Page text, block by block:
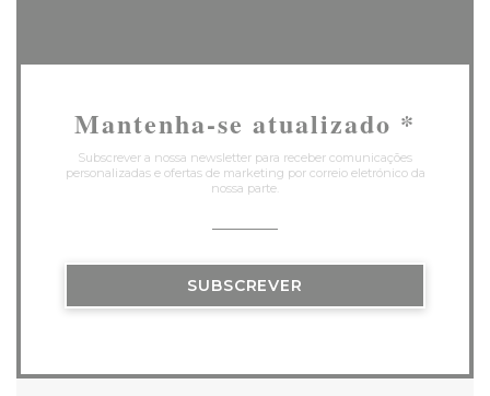
Mantenha-se atualizado *
Subscrever a nossa newsletter para receber comunicações
personalizadas e ofertas de marketing por correio eletrónico da
nossa parte.
SUBSCREVER